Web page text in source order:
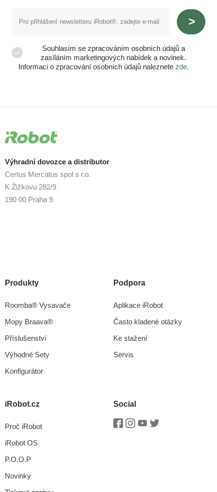
Souhlasím se zpracováním osobních údajů a
zasíláním marketingových nabídek a novinek.
Informaci o zpracování osobních údajů naleznete zde.
Výhradní dovozce a distributor
Certus Mercatus spol s r.o.
K Žižkovu 282/9
190 00 Praha 9
Produkty
Roomba® Vysavače
Mopy Braava®
Příslušenství
Výhodné Sety
Konfigurátor
Podpora
Aplikace iRobot
Často kladené otázky
Ke stažení
Servis
iRobot.cz
Proč iRobot
iRobot OS
P.O.O.P
Novinky
Social
Facebook
Instagram
Youtube